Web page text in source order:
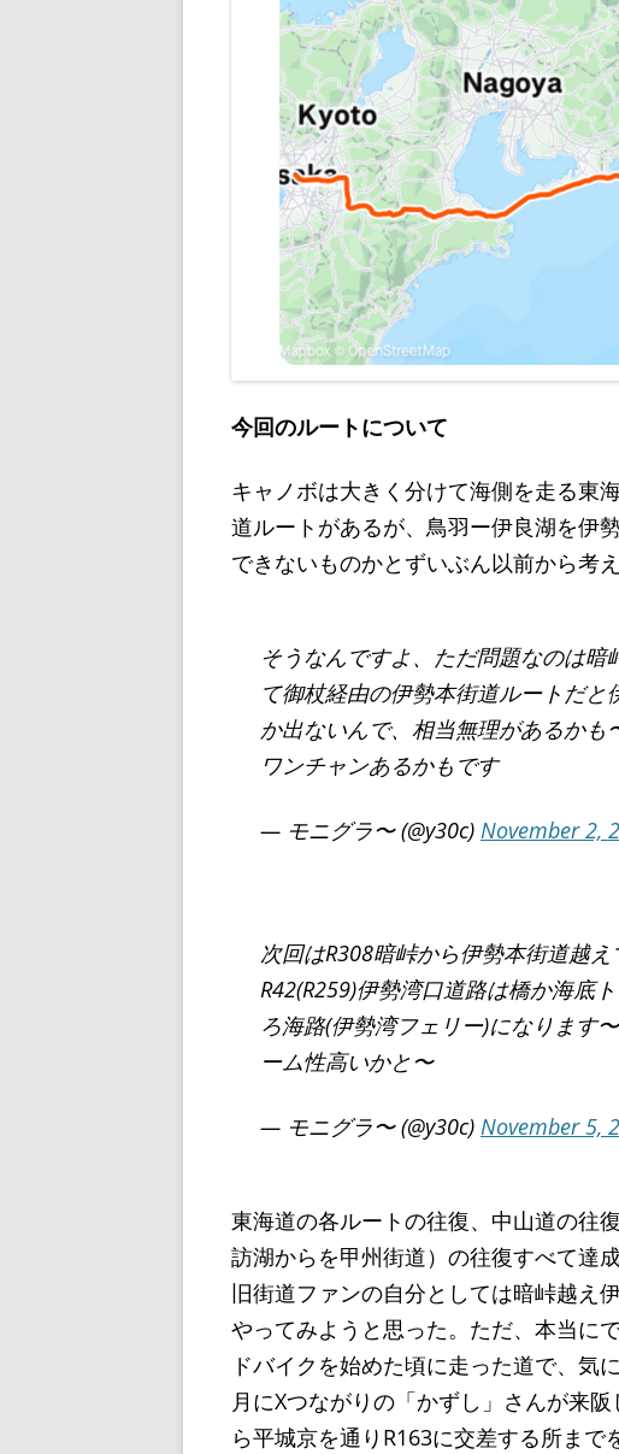
今回のルートについて
キャノボは大きく分けて海側を走る東
道ルートがあるが、鳥羽ー伊良湖を伊
できないものかとずいぶん以前から考え
そうなんですよ、ただ問題なのは
て御杖経由の伊勢本街道ルートだ
か出ないんで、相当無理があるか
ワンチャンあるかもです
— モニグラ〜 (@y30c) November 2,
次回はR308暗峠から伊勢本街道越え
R42(R259)伊勢湾口道路は橋か海底
ろ海路(伊勢湾フェリー)になります
ーム性高いかと〜
— モニグラ〜 (@y30c) November 5,
東海道の各ルートの往復、中山道の往
訪湖からを甲州街道）の往復すべて達
旧街道ファンの自分としては暗峠越え
やってみようと思った。ただ、本当に
ドバイクを始めた頃に走った道で、気
月にXつながりの「かずし」さんが来
ら平城京を通りR163に交差する所ま